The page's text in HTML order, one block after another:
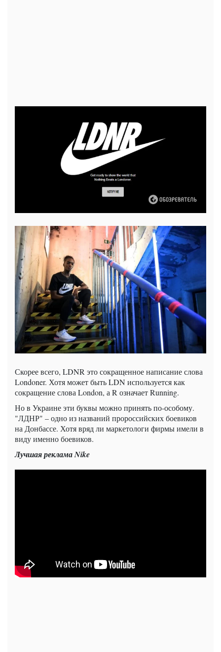
Скорее всего, LDNR это сокращенное написание слова
Londoner. Хотя может быть LDN используется как
сокращение слова London, а R означает Running.
Но в Украине эти буквы можно принять по-особому.
"ЛДНР" – одно из названий пророссийских боевиков
на Донбассе. Хотя вряд ли маркетологи фирмы имели в
виду именно боевиков.
Лучшая реклама Nike